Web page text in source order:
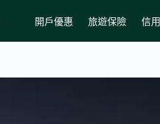
開戶優惠 旅遊保險 信